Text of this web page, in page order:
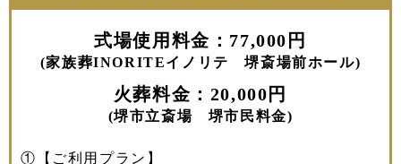
式場使用料金：77,000円
(家族葬INORITEイノリテ 堺斎場前ホール)
火葬料金：20,000円
(堺市立斎場 堺市民料金)
①【ご利用プラン】